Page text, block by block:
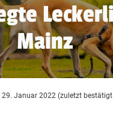
Mainz
29. Januar 2022 (zuletzt